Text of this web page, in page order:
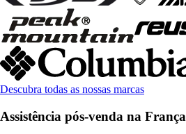
Descubra todas as nossas marcas
Assistência pós-venda na França